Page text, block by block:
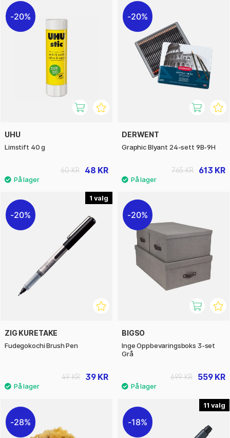
20%
UHU
Limstift 40 g
48 KR
60 KR
20%
DERWENT
Graphic Blyant 24-sett 9B-9H
613 KR
765 KR
1
20%
ZIG KURETAKE
Fudegokochi Brush Pen
39 KR
49 KR
20%
BIGSO
Inge Oppbevaringsboks 3-set
Grå
559 KR
699 KR
28%
11
18%